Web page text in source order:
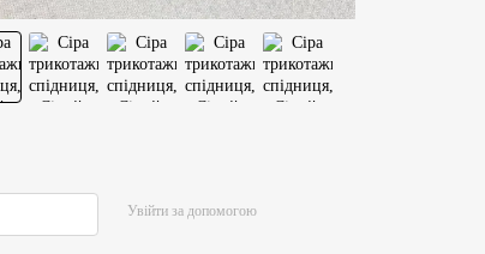
Увійти за допомогою